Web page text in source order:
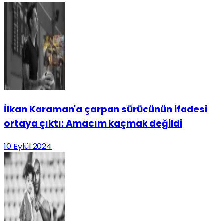
İlkan Karaman'a çarpan sürücünün ifadesi
ortaya çıktı: Amacım kaçmak değildi
10 Eylül 2024